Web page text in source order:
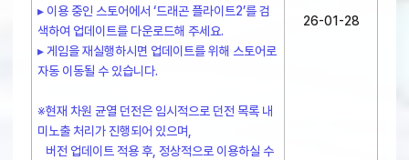
▸ 이용 중인 스토어에서 ‘드래곤 플라이트2’를 검
색하여 업데이트를 다운로드해 주세요.
▸ 게임을 재실행하시면 업데이트를 위해 스토어로
자동 이동될 수 있습니다.
※현재 차원 균열 던전은 임시적으로 던전 목록 내
미노출 처리가 진행되어 있으며,
버전 업데이트 적용 후, 정상적으로 이용하실 수
26-01-28